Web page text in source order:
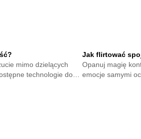
mimo dzielących
technologie do
Jak flirtować
Opanuj magię
emocje samymi